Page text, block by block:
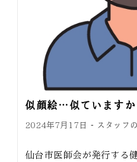
似顔絵…似ていますか
2024年7月17日 スタッフ
仙台市医師会が発行する